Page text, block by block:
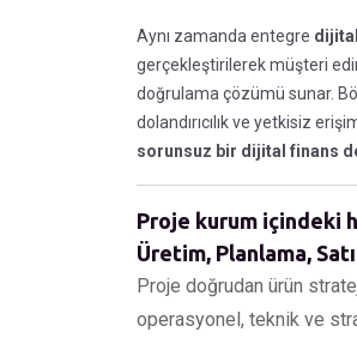
Aynı zamanda entegre
gerçekleştirilerek müşteri
doğrulama çözümü sunar.
dolandırıcılık ve yetkisiz
sorunsuz bir dijital finans
Proje kurum içindeki
Üretim, Planlama,
Proje doğrudan ürün
operasyonel, teknik ve